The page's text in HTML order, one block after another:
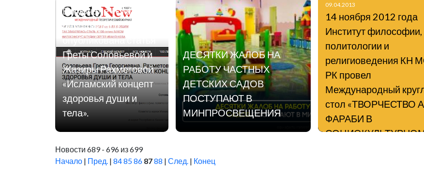
09.04.2013
14 ноября 2012 года
Институт философии,
политологии и
религиоведения КН
РК провел
Международный
стол «ТВОРЧЕСТВО
ФАРАБИ В
В журнале «Credo
new» (РИНЦ)
опубликована статья
Греты Соловьевой и
Жазиры Рахметовой
«Исламский концепт
здоровья души и
тела».
ДЕСЯТКИ ЖАЛОБ НА
РАБОТУ ЧАСТНЫХ
ДЕТСКИХ САДОВ
ПОСТУПАЮТ В
МИНПРОСВЕЩЕНИЯ
Новости 689 - 696 из 699
Начало | Пред. | 848586 8788 | След. | Конец